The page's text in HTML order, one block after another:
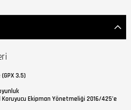
3.5)
Koruyucu Ekipman Yönetmeliği 2016/425’e